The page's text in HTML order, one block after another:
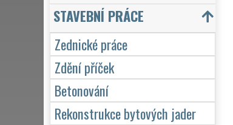
STAVEBNÍ PRÁCE
Zednické práce
Zdění příček
Betonování
Rekonstrukce bytových jader